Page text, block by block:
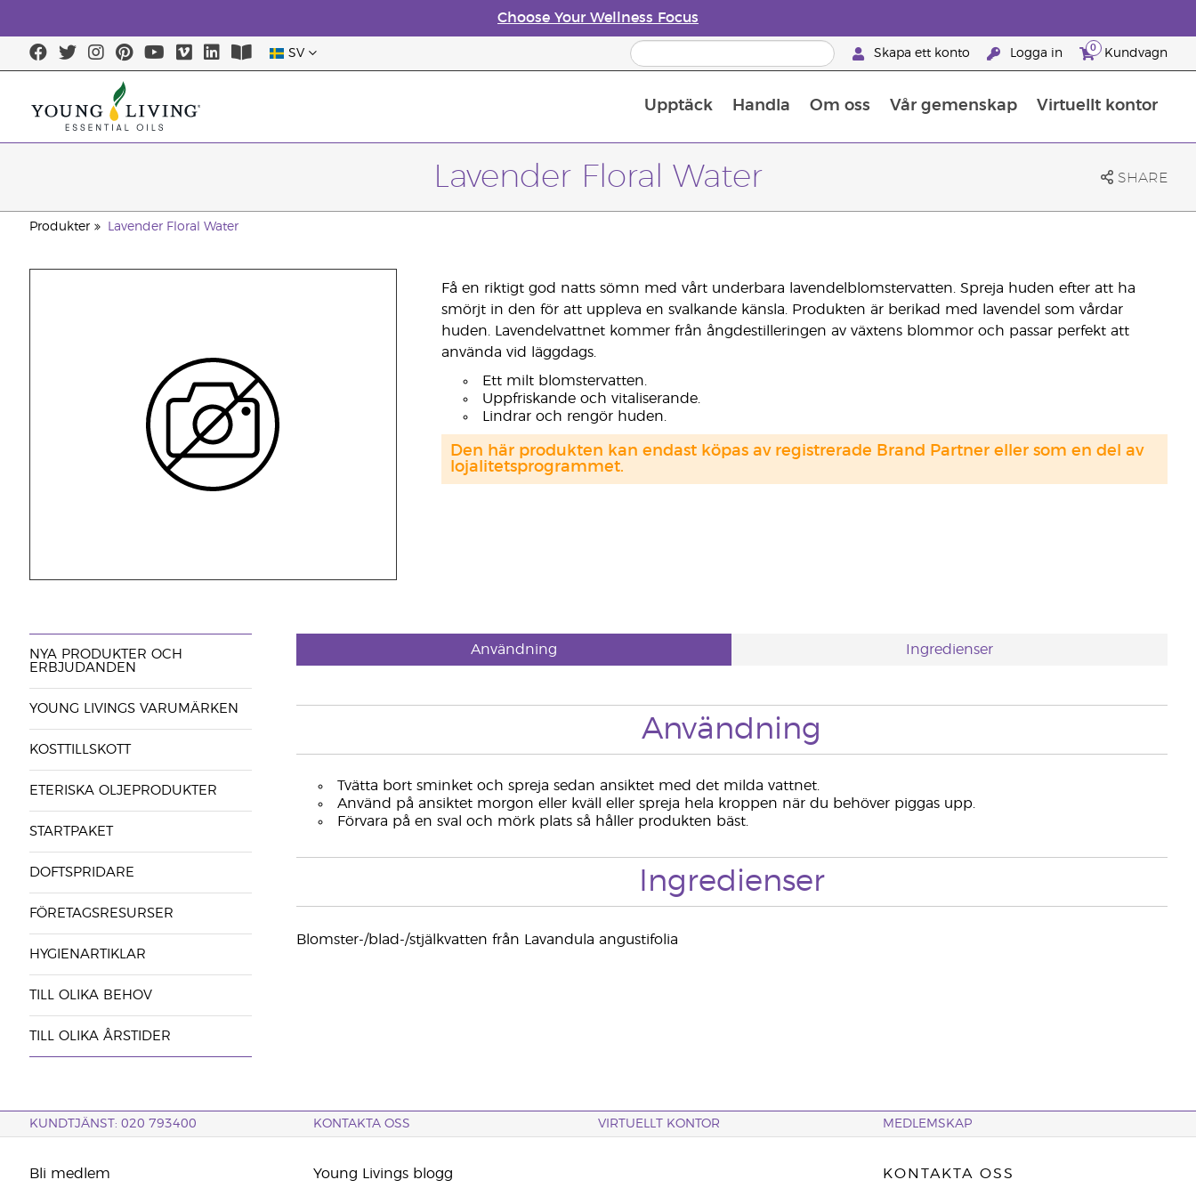
Choose Your Wellness Focus
SV Skapa ett konto Logga in 0 Kundvagn
Upptäck Handla Om oss Vår gemenskap Virtuellt kontor
Lavender Floral Water SHARE
Produkter Lavender Floral Water
Få en riktigt god natts sömn med vårt underbara lavendelblomstervatten. Spreja huden efter att ha
smörjt in den för att uppleva en svalkande känsla. Produkten är berikad med lavendel som vårdar
huden. Lavendelvattnet kommer från ångdestilleringen av växtens blommor och passar perfekt att
använda vid läggdags.
Ett milt blomstervatten.
Uppfriskande och vitaliserande.
Lindrar och rengör huden.
Den här produkten kan endast köpas av registrerade Brand Partner eller som en del av
lojalitetsprogrammet.
NYA PRODUKTER OCH
ERBJUDANDEN
YOUNG LIVINGS VARUMÄRKEN
KOSTTILLSKOTT
ETERISKA OLJEPRODUKTER
STARTPAKET
DOFTSPRIDARE
FÖRETAGSRESURSER
HYGIENARTIKLAR
TILL OLIKA BEHOV
TILL OLIKA ÅRSTIDER
Användning Ingredienser
Användning
Tvätta bort sminket och spreja sedan ansiktet med det milda vattnet.
Använd på ansiktet morgon eller kväll eller spreja hela kroppen när du behöver piggas upp.
Förvara på en sval och mörk plats så håller produkten bäst.
Ingredienser
Blomster-/blad-/stjälkvatten från Lavandula angustifolia
KUNDTJÄNST: 020 793400 KONTAKTA OSS VIRTUELLT KONTOR MEDLEMSKAP
Bli medlem Young Livings blogg KONTAKTA OSS